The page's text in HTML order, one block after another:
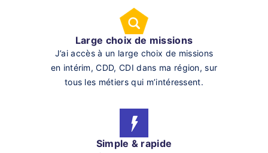
Large choix de missions
J’ai accès à un large choix de missions
en intérim, CDD, CDI dans ma région, sur
tous les métiers qui m’intéressent.
Simple & rapide